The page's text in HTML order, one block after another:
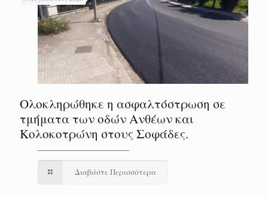
Ολοκληρώθηκε η ασφαλτόστρωση σε
τμήματα των οδών Ανθέων και
Κολοκοτρώνη στους Σοφάδες.
Διαβάστε Περισσότερα